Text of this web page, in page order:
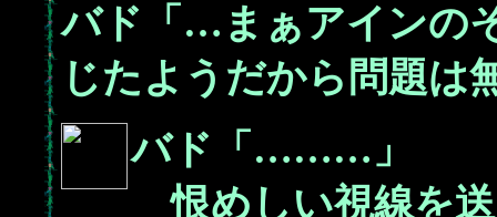
バド「…まぁアインの
じたようだから問題は
バド「………」
恨めしい視線を